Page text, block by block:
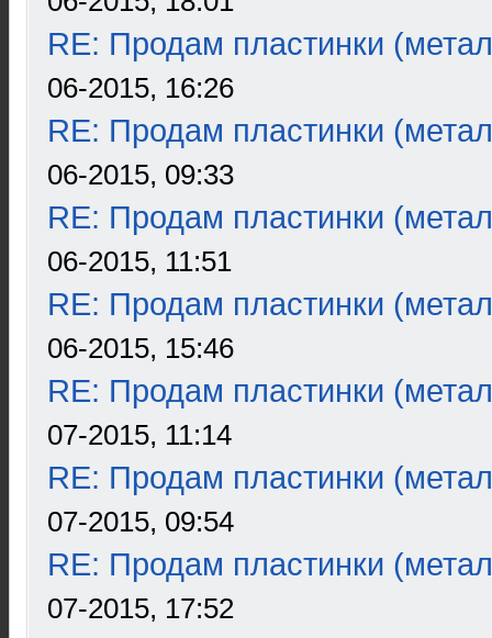
RE: Продам пластинки
06-2015, 16:26
RE: Продам пластинки
06-2015, 09:33
RE: Продам пластинки
06-2015, 11:51
RE: Продам пластинки
06-2015, 15:46
RE: Продам пластинки
07-2015, 11:14
RE: Продам пластинки
07-2015, 09:54
RE: Продам пластинки
07-2015, 17:52